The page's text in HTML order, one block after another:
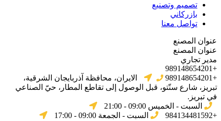
تصميم وتصنيع
بازركاني
تواصل معنا
عنوان المصنع
عنوان المصنع
مدير تجاري
+989148654201
+989148654201
الایران، محافظة آذربایجان الشرقیة،
تبریز، شارع سنّتو، قبل الوصول إلى تقاطع المطار، حيّ الصناعي
في تبریز.
السبت - الخميس 09:00 - 21:00
+984134481592
السبت - الجمعة 09:00 - 17:00